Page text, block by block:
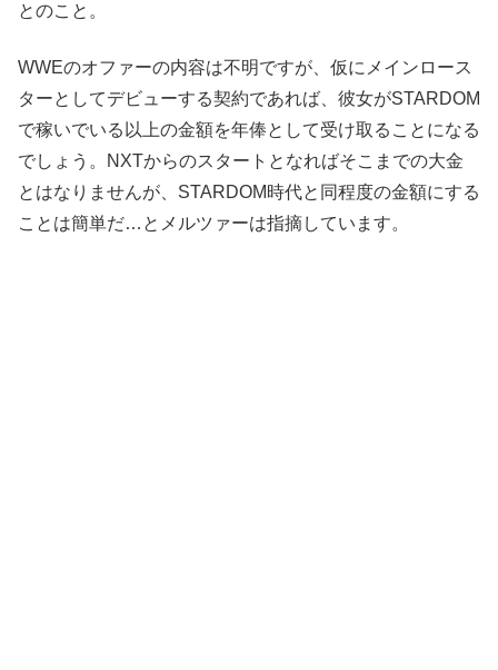
とのこと。
WWEのオファーの内容は不明ですが、仮にメインロース
ターとしてデビューする契約であれば、彼女がSTARDOM
で稼いでいる以上の金額を年俸として受け取ることになる
でしょう。NXTからのスタートとなればそこまでの大金
とはなりませんが、STARDOM時代と同程度の金額にする
ことは簡単だ…とメルツァーは指摘しています。